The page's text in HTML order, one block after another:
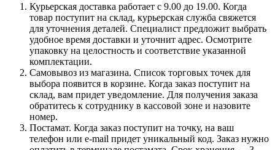
Курьерская доставка работает с 9.00 до 19.00. Когда
товар поступит на склад, курьерская служба свяжется
для уточнения деталей. Специалист предложит выбрать
удобное время доставки и уточнит адрес. Осмотрите
упаковку на целостность и соответствие указанной
комплектации.
Самовывоз из магазина. Список торговых точек для
выбора появится в корзине. Когда заказ поступит на
склад, вам придет уведомление. Для получения заказа
обратитесь к сотруднику в кассовой зоне и назовите
номер.
Постамат. Когда заказ поступит на точку, на ваш
телефон или e-mail придет уникальный код. Заказ нужно